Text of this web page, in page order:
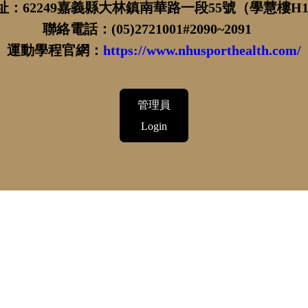
：62249嘉義縣大林鎮南華路一段55號（學慧樓
聯絡電話：(05)2721001#2090~2091
運動學程官網： https://www.nhusporthealth.com/
管理員
Login